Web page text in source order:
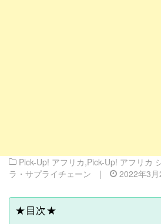
Pick-Up! アフリカ,Pick-Up! アフリカ
ラ・サプライチェーン
| 2022年3月
★目次★